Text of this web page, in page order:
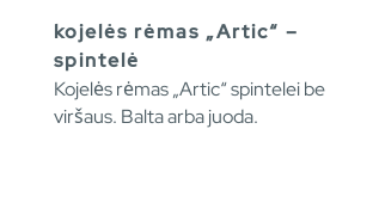
kojelės rėmas „Artic“ –
spintelė
Kojelės rėmas „Artic“ spintelei be
viršaus. Balta arba juoda.